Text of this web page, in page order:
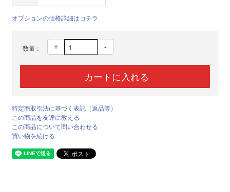
オプションの価格詳細はコチラ
数量： + -
特定商取引法に基づく表記（返品等）
この商品を友達に教える
この商品について問い合わせる
買い物を続ける